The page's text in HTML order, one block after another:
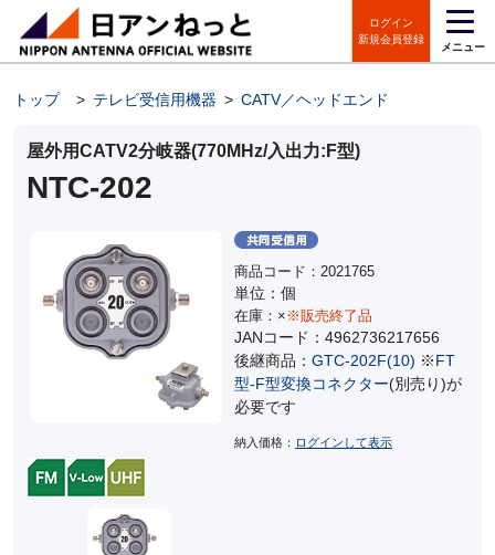
ログイン
新規会員登録
メニュー
トップ > テレビ受信用機器 > CATV／ヘッドエンド
屋外用CATV2分岐器(770MHz/入出力:F型)
NTC-202
商品コード：2021765
単位：個
在庫：× ※販売終了品
JANコード：4962736217656
後継商品： GTC-202F(10) ※FT
型-F型変換コネクター(別売り)が
必要です
納入価格： ログインして表示